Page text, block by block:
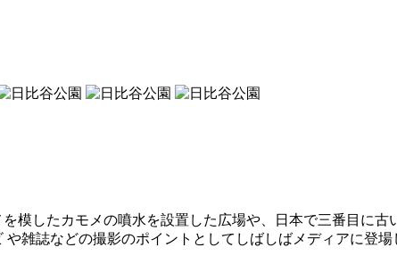
模したカモメの噴水を設置した広場や、日本で三番目に
雑誌などの撮影のポイントとしてしばしばメディアに登場